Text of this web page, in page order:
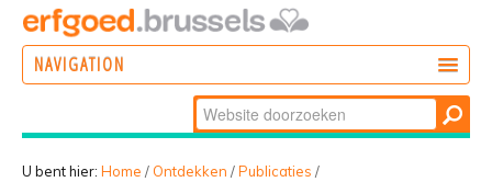
NAVIGATION
Zoek
Geavanceerd
zoeken...
U bent hier: Home / Ontdekken /Publicaties /